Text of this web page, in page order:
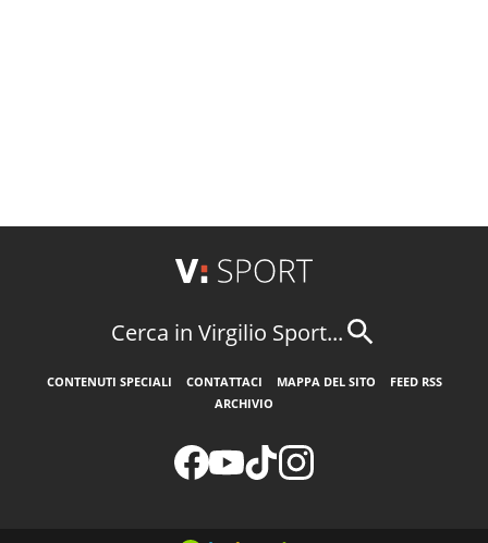
Cerca in Virgilio Sport...
CONTENUTI SPECIALI CONTATTACI MAPPA DEL SITO
FEED RSS
ARCHIVIO